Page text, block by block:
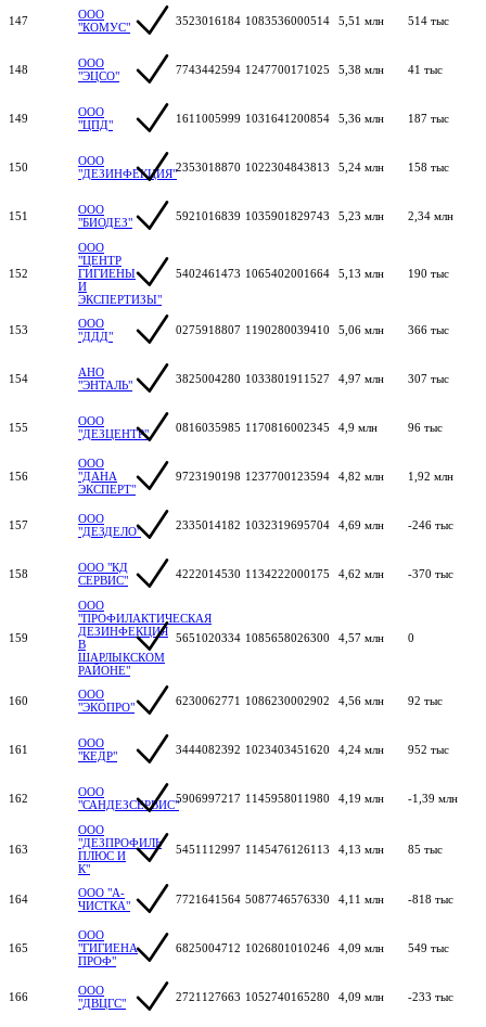
147
ООО
"КОМУС"
3523016184 1083536000514 5,51 млн 514 тыс
148
ООО
"ЭЦСО"
7743442594 1247700171025 5,38 млн 41 тыс
149
ООО
"ЦПД"
1611005999 1031641200854 5,36 млн 187 тыс
150
ООО
"ДЕЗИНФЕКЦИЯ"2353018870 1022304843813 5,24 млн 158 тыс
151
ООО
"БИОДЕЗ"
5921016839 1035901829743 5,23 млн 2,34 млн
152
ООО
"ЦЕНТР
ГИГИЕНЫ
И
ЭКСПЕРТИЗЫ"
5402461473 1065402001664 5,13 млн 190 тыс
153
ООО
"ДДД"
0275918807 1190280039410 5,06 млн 366 тыс
154
АНО
"ЭНТАЛЬ"
3825004280 1033801911527 4,97 млн 307 тыс
155
ООО
"ДЕЗЦЕНТР"
0816035985 1170816002345 4,9 млн 96 тыс
156
ООО
"ДАНА
ЭКСПЕРТ"
9723190198 1237700123594 4,82 млн 1,92 млн
157
ООО
"ДЕЗДЕЛО"
2335014182 1032319695704 4,69 млн -246 тыс
158
ООО "КД
СЕРВИС"
4222014530 1134222000175 4,62 млн -370 тыс
159
ООО
"ПРОФИЛАКТИЧЕСКАЯ
ДЕЗИНФЕКЦИЯ
В
ШАРЛЫКСКОМ
РАЙОНЕ"
5651020334 1085658026300 4,57 млн 0
160
ООО
"ЭКОПРО"
6230062771 1086230002902 4,56 млн 92 тыс
161
ООО
"КЕДР"
3444082392 1023403451620 4,24 млн 952 тыс
162
ООО
"САНДЕЗСЕРВИС"5906997217 1145958011980 4,19 млн -1,39 млн
163
ООО
"ДЕЗПРОФИЛЬ
ПЛЮС И
К"
5451112997 1145476126113 4,13 млн 85 тыс
164
ООО "А-
ЧИСТКА"
7721641564 5087746576330 4,11 млн -818 тыс
165
ООО
"ГИГИЕНА
ПРОФ"
6825004712 1026801010246 4,09 млн 549 тыс
166
ООО
"ДВЦГС"
2721127663 1052740165280 4,09 млн -233 тыс